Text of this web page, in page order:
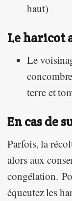
haut)
Le haricot
Le
terre et
En cas de
Parfois, la
alors aux
congélation.
équeutez les